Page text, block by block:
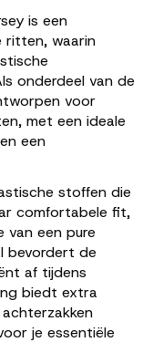
is een
ritten, waarin
onderdeel van de
voor
met een ideale
een
stoffen die
comfortabele fit,
van een pure
bevordert de
af tijdens
biedt extra
je essentiële